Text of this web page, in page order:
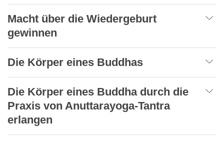
Macht über die Wiedergeburt
gewinnen
Die Körper eines Buddhas
Die Körper eines Buddha durch die
Praxis von Anuttarayoga-Tantra
erlangen